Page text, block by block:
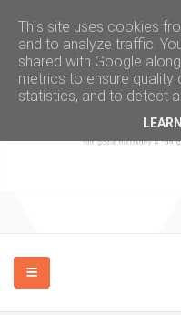
This site uses cookies
and to analyze traffic.
shared with Google
metrics to ensure quality
statistics, and to detect